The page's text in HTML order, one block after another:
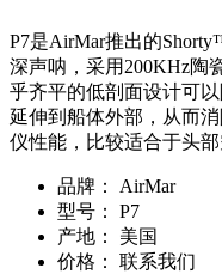
P7是AirMar推出的
深声呐，采用200KHz陶
乎齐平的低剖面设计可以
延伸到船体外部，从而
仪性能，比较适合于头部
品牌：
AirMar
型号：
P7
产地：
美国
价格：
联系我们